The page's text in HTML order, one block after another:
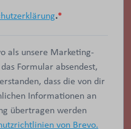
.
als unsere Marketing-
Formular absendest,
dass die von dir
Informationen an
übertragen werden
von Brevo.